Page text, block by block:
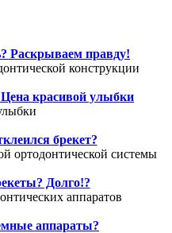
Раскрываем правду!
красивой улыбки
брекет?
Долго!?
аппараты?